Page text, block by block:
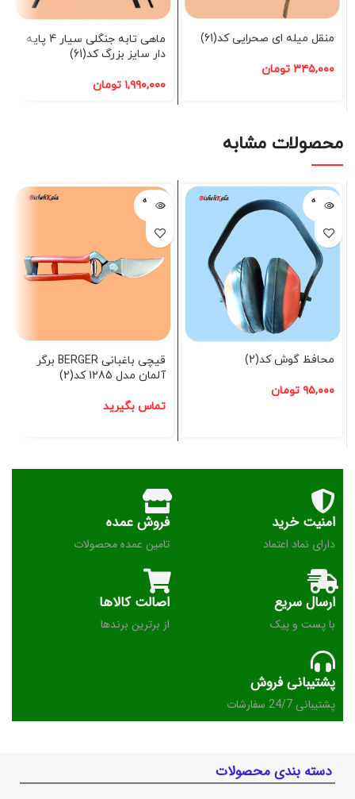
منقل میله ای صحرایی کد(61)
۳۴۵,۰۰۰ تومان
ماهی تابه جنگلی سیار 4 پایه
دار سایز بزرگ کد(61)
۱,۹۹۰,۰۰۰ تومان
محصولات مشابه
فروخته
شده
محافظ گوش کد(2)
۹۵,۰۰۰ تومان
فروخته
شده
قیچی باغبانی BERGER برگر
آلمان مدل 1285 کد(2)
تماس بگیرید
امنیت خرید
دارای نماد اعتماد
فروش عمده
تامین عمده محصولات
ارسال سریع
با پست و پیک
اصالت کالاها
از برترین برندها
پشتیبانی فروش
پشتیبانی 24/7 سفارشات
دسته بندی محصولات